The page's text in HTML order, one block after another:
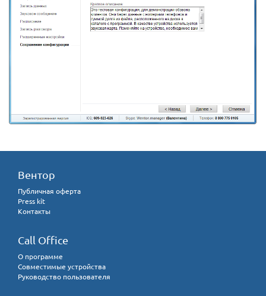
Вентор
Публичная оферта
Press kit
Контакты
Call Office
О программе
Совместимые устройства
Руководство пользователя